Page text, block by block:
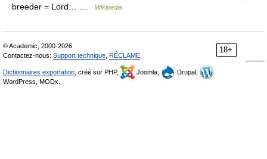
breeder = Lord… …
Wikipedia
18+
© Academic, 2000-2026
Contactez-nous: Support technique, RÉCLAME
Dictionnaires exportation, créé sur PHP, Joomla,
Drupal,
WordPress, MODx.